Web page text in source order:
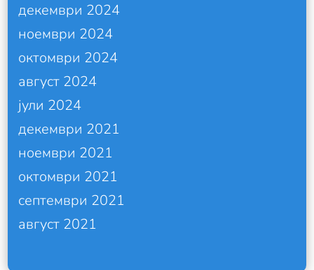
декември 2024
ноември 2024
октомври 2024
август 2024
јули 2024
декември 2021
ноември 2021
октомври 2021
септември 2021
август 2021